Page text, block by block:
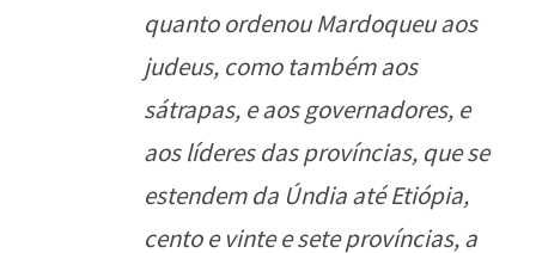
quanto ordenou Mardoqueu aos
judeus, como também aos
sátrapas, e aos governadores, e
aos líderes das províncias, que se
estendem da Úndia até Etiópia,
cento e vinte e sete províncias, a